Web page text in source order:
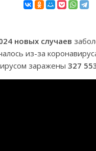
новых случаев
из-за
заражены 327